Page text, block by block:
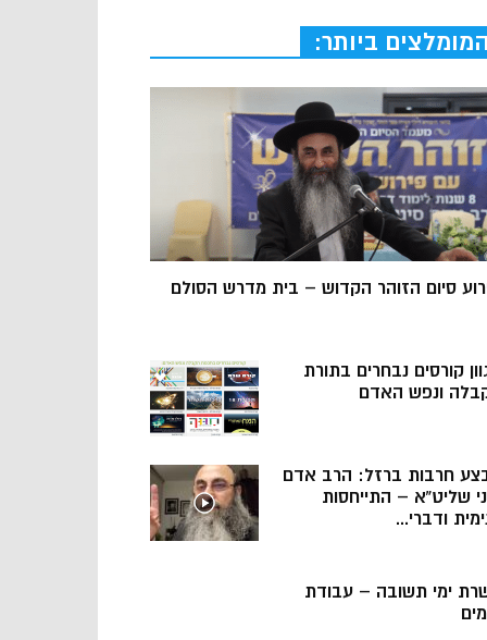
המומלצים ביותר:
סיום הזוהר הקדוש – בית מדרש הסולם
קורסים נבחרים בתורת
ונפש האדם
חרבות ברזל: הרב אדם
שליט”א – התייחסות
ודברי...
ימי תשובה – עבודת